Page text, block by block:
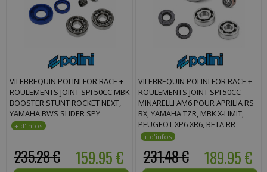
VILEBREQUIN POLINI FOR RACE +
ROULEMENTS JOINT SPI 50CC MBK
BOOSTER STUNT ROCKET NEXT,
YAMAHA BWS SLIDER SPY
159.95 €
235.28 €
VILEBREQUIN POLINI FOR RACE +
ROULEMENTS JOINT SPI 50CC
MINARELLI AM6 POUR APRILIA RS
RX, YAMAHA TZR, MBK X-LIMIT,
PEUGEOT XP6 XR6, BETA RR
189.95 €
231.48 €